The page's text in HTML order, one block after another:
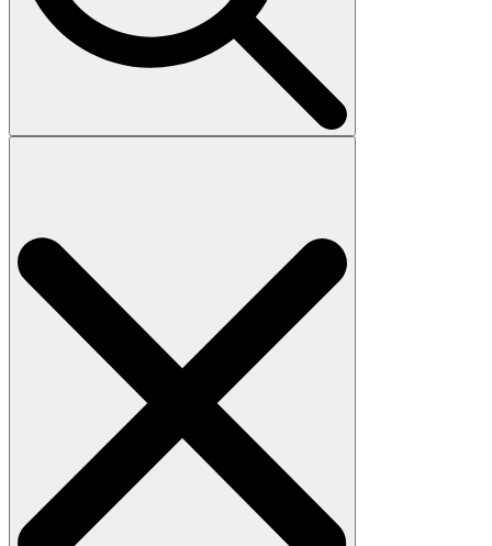
Search